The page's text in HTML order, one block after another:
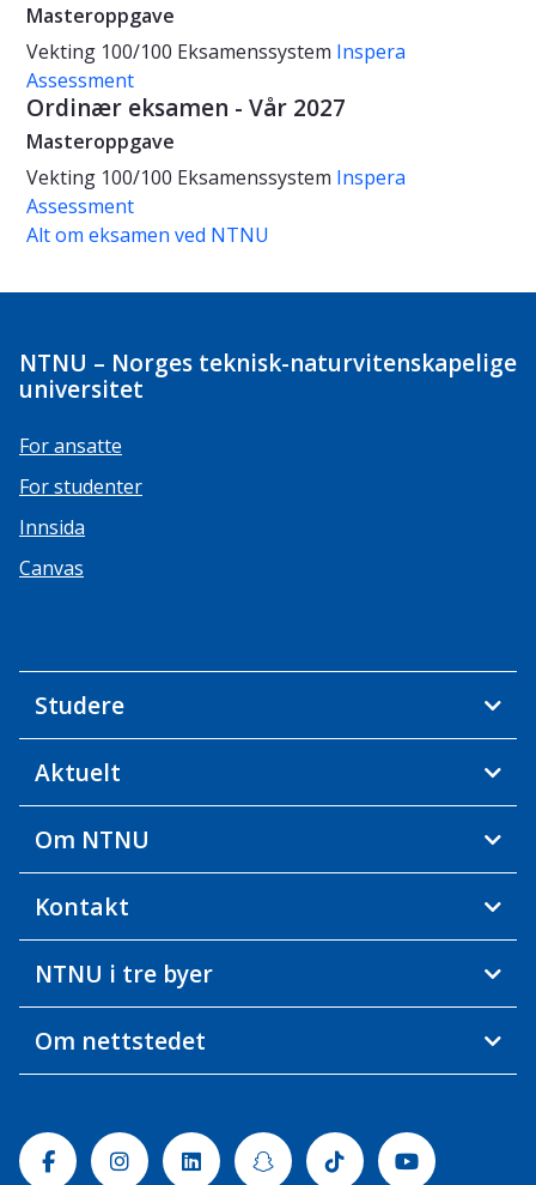
Masteroppgave
Vekting 100/100 Eksamenssystem Inspera
Assessment
Ordinær eksamen - Vår 2027
Masteroppgave
Vekting 100/100 Eksamenssystem Inspera
Assessment
Alt om eksamen ved NTNU
NTNU – Norges teknisk-naturvitenskapelige
universitet
For ansatte
For studenter
Innsida
Canvas
Studere
Aktuelt
Om NTNU
Kontakt
NTNU i tre byer
Om nettstedet
FacebookInstagramLinkedinSnapchatTiktok Youtube